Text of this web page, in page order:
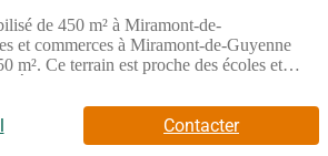
de 450 m² à Miramont-de-
et commerces à Miramont-de-Guyenne
m². Ce terrain est proche des écoles et
à moins de 10 minutes à pied. On
des commerces, une boucherie-
et un bureau de poste à quelques
Contacter